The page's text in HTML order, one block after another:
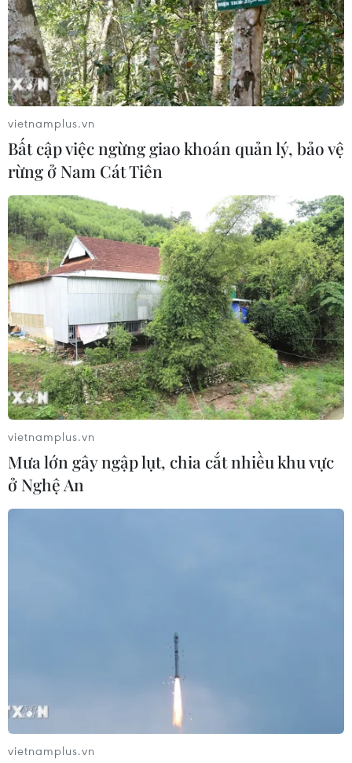
Điều gì giúp duy trì sức hấp dẫn của
Vinamilk với người lao động trẻ
26/08/2023 12:41
Sau nhiều năm liên tiếp được biết đến như Nơi làm việc
tốt nhất Việt Nam, Vinamilk tiếp tục được vinh danh là
Nơi làm việc tốt nhất châu Á năm 2023.
vietnamplus.vn
Bất cập việc ngừng giao khoán quản lý, bảo vệ
rừng ở Nam Cát Tiên
vietnamplus.vn
Mưa lớn gây ngập lụt, chia cắt nhiều khu vực
ở Nghệ An
vietnamplus.vn